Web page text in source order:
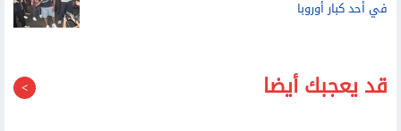
في أحد كبار أوروبا
قد يعجبك أيضا